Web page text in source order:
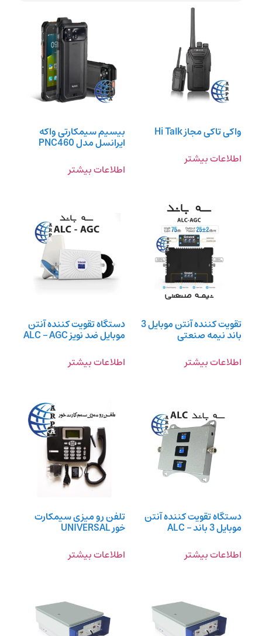
واکی تاکی مجاز Hi Talk
اطلاعات بیشتر
بیسیم سیمکارتی واکه
ایرانسل مدل PNC460
اطلاعات بیشتر
تقویت کننده آنتن موبایل 3
باند نیمه صنعتی
اطلاعات بیشتر
دستگاه تقویت کننده آنتن
موبایل ضد نویز ALC – AGC
اطلاعات بیشتر
دستگاه تقویت کننده آنتن
موبایل 3 باند – ALC
اطلاعات بیشتر
تلفن رو میزی سیمکارت
خور UNIVERSAL
اطلاعات بیشتر